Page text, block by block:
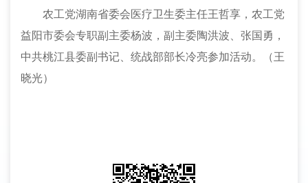
农工党湖南省委会医疗卫生委主任王哲享，农工党
益阳市委会专职副主委杨波，副主委陶洪波、张国勇，
中共桃江县委副书记、统战部部长冷亮参加活动。（王
晓光）